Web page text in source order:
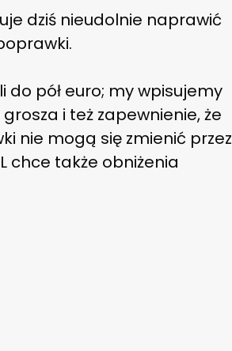
dziś nieudolnie naprawić
do pół euro; my wpisujemy
i też zapewnienie, że
nie mogą się zmienić przez
chce także obniżenia